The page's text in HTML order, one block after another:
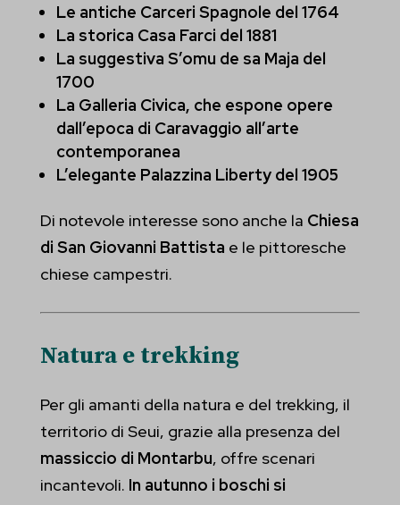
Le antiche Carceri Spagnole del 1764
La storica Casa Farci del 1881
La suggestiva S’omu de sa Maja del
1700
La Galleria Civica, che espone opere
dall’epoca di Caravaggio all’arte
contemporanea
L’elegante Palazzina Liberty del 1905
Di notevole interesse sono anche la Chiesa
di San Giovanni Battista e le pittoresche
chiese campestri.
Natura e trekking
Per gli amanti della natura e del trekking, il
territorio di Seui, grazie alla presenza del
massiccio di Montarbu, offre scenari
incantevoli. In autunno i boschi si